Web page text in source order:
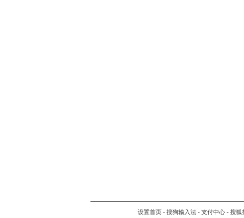
设置首页 - 搜狗输入法 - 支付中心 - 搜狐